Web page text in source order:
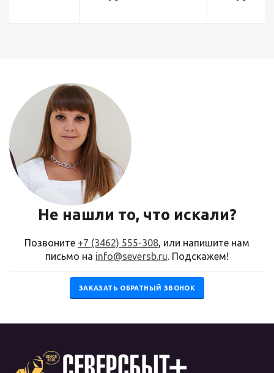
Не нашли то, что искали?
Позвоните +7 (3462) 555-308, или напишите нам
письмо на info@seversb.ru. Подскажем!
ЗАКАЗАТЬ ОБРАТНЫЙ ЗВОНОК